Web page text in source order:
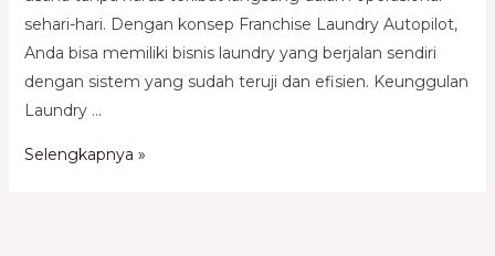
sehari-hari. Dengan konsep Franchise Laundry Autopilot,
Anda bisa memiliki bisnis laundry yang berjalan sendiri
dengan sistem yang sudah teruji dan efisien. Keunggulan
Laundry …
Selengkapnya »